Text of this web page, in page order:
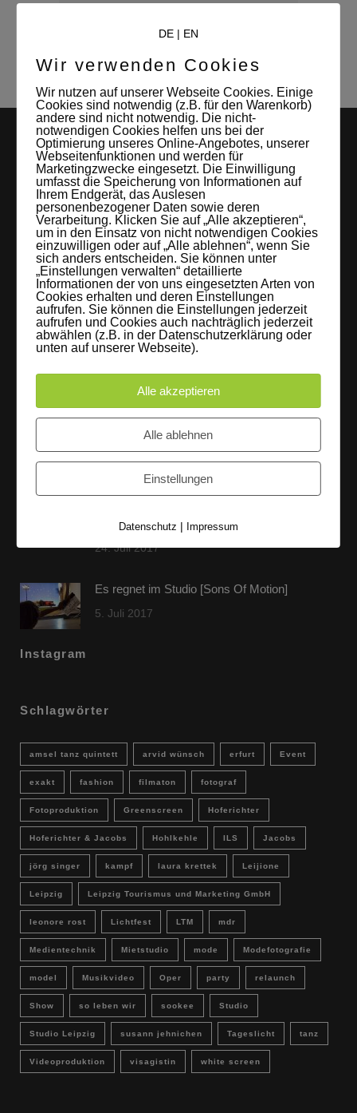
WRITTEN BY: Onkel filmaton
LEIPZIGS MIETSTUDIO
Hier lassen sich Foto- und Videoproduktionen aller Art in
entspannter Loftatmosphäre realisieren. Alles da, was man
braucht: Technik, Platz, Couch und Kaffee. Folgt uns!
60 Jahre WG UNITAS eG [Scholz & Heinz]
9. Oktober 2017
Jehnichen]
24. Juli 2017
Es regnet im Studio [Sons Of Motion]
5. Juli 2017
Instagram
Schlagwörter
amsel tanz quintett arvid wünsch erfurt Event
exakt fashion filmaton fotograf
Fotoproduktion Greenscreen Hoferichter
Hoferichter & Jacobs Hohlkehle ILS Jacobs
jörg singer kampf laura krettek Leijione
Leipzig Leipzig Tourismus und Marketing GmbH
leonore rost Lichtfest LTM mdr
Medientechnik Mietstudio mode Modefotografie
model Musikvideo Oper party relaunch
Show so leben wir sookee Studio
Studio Leipzig susann jehnichen Tageslicht tanz
Videoproduktion visagistin white screen
DE| EN
Wir verwenden Cookies
Wir nutzen auf unserer Webseite Cookies. Einige
Cookies sind notwendig (z.B. für den Warenkorb)
andere sind nicht notwendig. Die nicht-
notwendigen Cookies helfen uns bei der
Optimierung unseres Online-Angebotes, unserer
Webseitenfunktionen und werden für
Marketingzwecke eingesetzt. Die Einwilligung
umfasst die Speicherung von Informationen auf
Ihrem Endgerät, das Auslesen
personenbezogener Daten sowie deren
Verarbeitung. Klicken Sie auf „Alle akzeptieren“,
um in den Einsatz von nicht notwendigen Cookies
einzuwilligen oder auf „Alle ablehnen“, wenn Sie
sich anders entscheiden. Sie können unter
„Einstellungen verwalten“ detaillierte
Informationen der von uns eingesetzten Arten von
Cookies erhalten und deren Einstellungen
aufrufen. Sie können die Einstellungen jederzeit
aufrufen und Cookies auch nachträglich jederzeit
abwählen (z.B. in der Datenschutzerklärung oder
unten auf unserer Webseite).
Alle akzeptieren
Alle ablehnen
Einstellungen
Datenschutz | Impressum